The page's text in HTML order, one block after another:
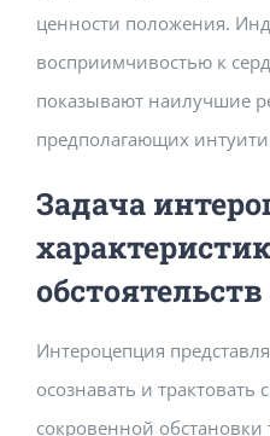
ценности положения.
восприимчивостью к
показывают наилучшие
предполагающих
Задача
обстоятельств
Интероцепция
осознавать и
сокровенной обстановки